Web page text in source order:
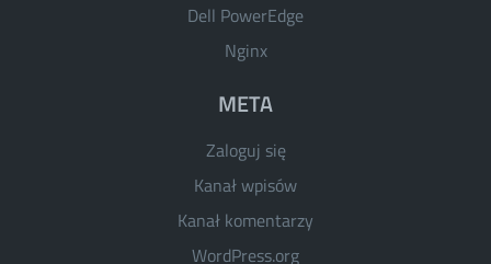
Dell PowerEdge
Nginx
META
Zaloguj się
Kanał wpisów
Kanał komentarzy
WordPress.org